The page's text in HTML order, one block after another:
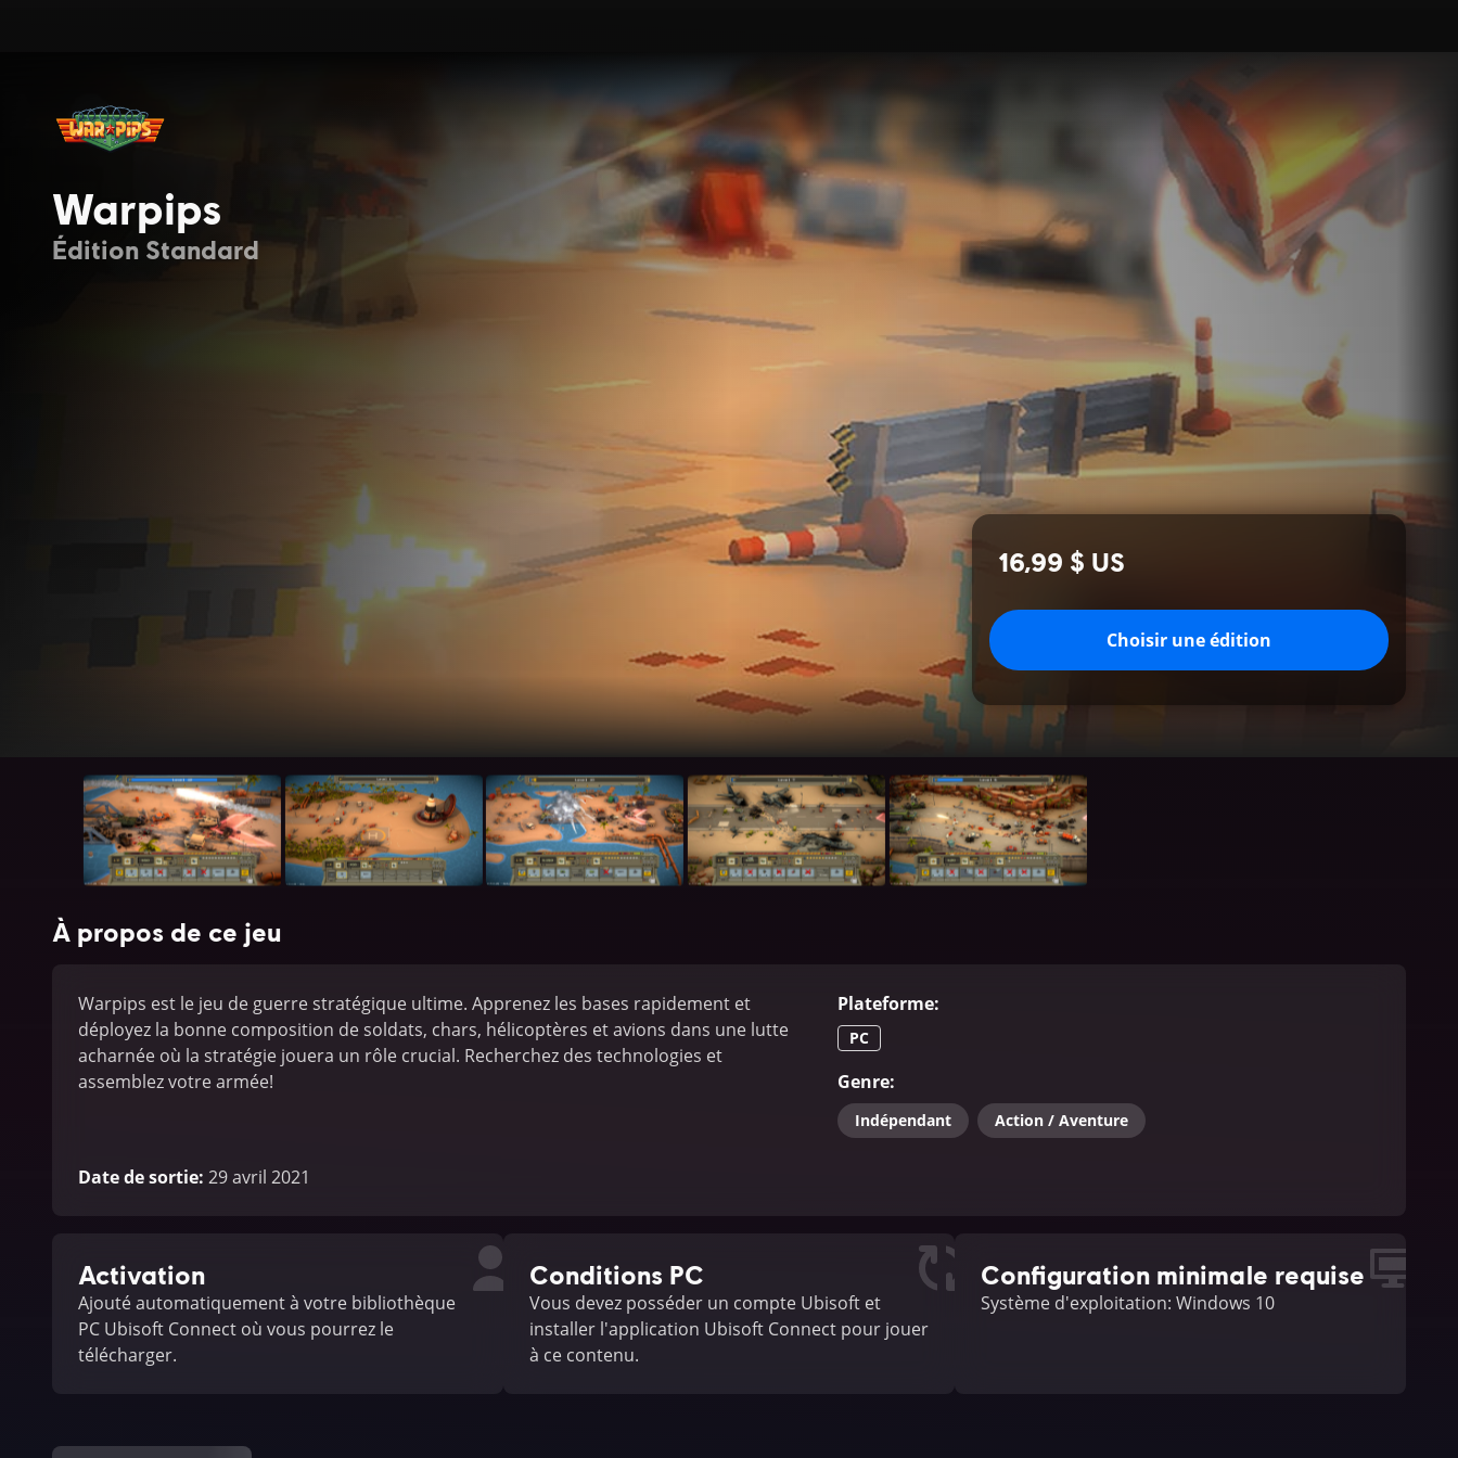
Warpips
Édition Standard
16,99 $ US
Choisir une édition
À propos de ce jeu
Warpips est le jeu de guerre stratégique ultime. Apprenez les bases rapidement et
déployez la bonne composition de soldats, chars, hélicoptères et avions dans une lutte
acharnée où la stratégie jouera un rôle crucial. Recherchez des technologies et
assemblez votre armée!
Date de sortie: 29 avril 2021
Plateforme:
PC
Genre:
Indépendant Action / Aventure
Activation
Ajouté automatiquement à votre bibliothèque
PC Ubisoft Connect où vous pourrez le
télécharger.
Conditions PC
Vous devez posséder un compte Ubisoft et
installer l'application Ubisoft Connect pour jouer
à ce contenu.
Configuration minimale requise
Système d'exploitation: Windows 10